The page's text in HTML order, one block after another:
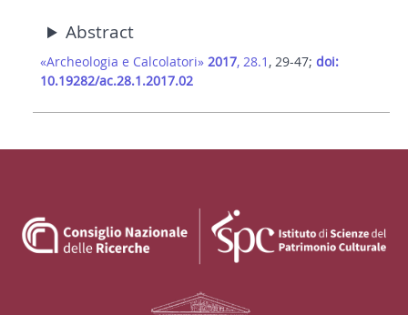
Abstract
«Archeologia e Calcolatori» 2017, 28.1 , 29-47; doi:
10.19282/ac.28.1.2017.02